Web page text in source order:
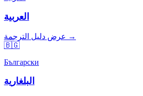
العربية
عرض دليل الترجمة →
🇧🇬
Български
البلغارية